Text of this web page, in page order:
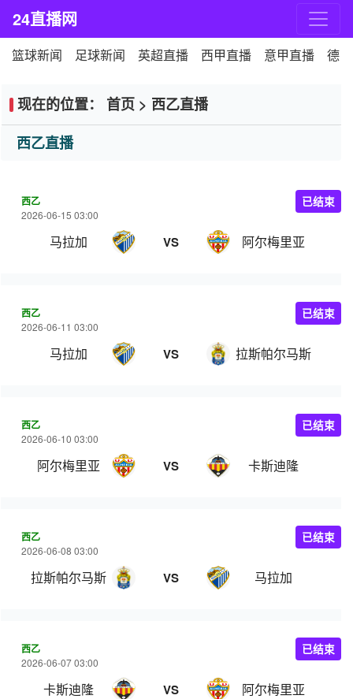
24直播网
篮球新闻 足球新闻 英超直播 西甲直播 意甲直播 德
现在的位置： 首页 > 西乙直播
西乙直播
西乙
2026-06-15 03:00
马拉加 VS 阿尔梅里亚
已结束
西乙
2026-06-11 03:00
马拉加 VS 拉斯帕尔马斯
已结束
西乙
2026-06-10 03:00
阿尔梅里亚 VS 卡斯迪隆
已结束
西乙
2026-06-08 03:00
拉斯帕尔马斯 VS 马拉加
已结束
西乙
2026-06-07 03:00
卡斯迪隆 VS 阿尔梅里亚
已结束